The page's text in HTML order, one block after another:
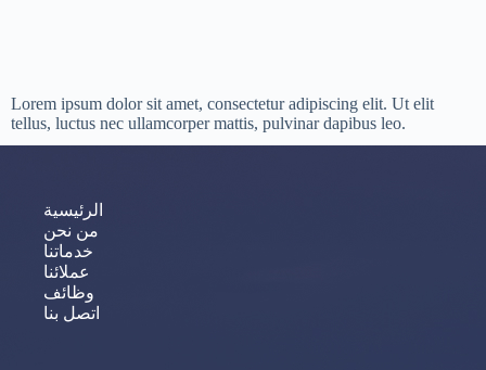
Lorem ipsum dolor sit amet, consectetur adipiscing elit. Ut elit
tellus, luctus nec ullamcorper mattis, pulvinar dapibus leo.
الرئيسية
من نحن
خدماتنا
عملائنا
وظائف
اتصل بنا